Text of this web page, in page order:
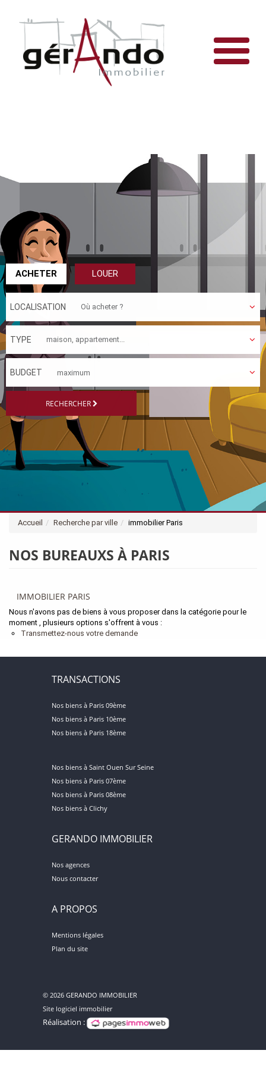
ACHETER LOUER
LOCALISATION
TYPE
BUDGET
RECHERCHER
Accueil Recherche par ville immobilier Paris
NOS BUREAUXS À PARIS
IMMOBILIER PARIS
Nous n'avons pas de biens à vous proposer dans la catégorie pour le
moment , plusieurs options s'offrent à vous :
Transmettez-nous votre demande
TRANSACTIONS
Nos biens à Paris 09ème
Nos biens à Paris 10ème
Nos biens à Paris 18ème
Nos biens à Saint Ouen Sur Seine
Nos biens à Paris 07ème
Nos biens à Paris 08ème
Nos biens à Clichy
GERANDO IMMOBILIER
Nos agences
Nous contacter
A PROPOS
Mentions légales
Plan du site
© 2026 GERANDO IMMOBILIER
Site logiciel immobilier
Réalisation :